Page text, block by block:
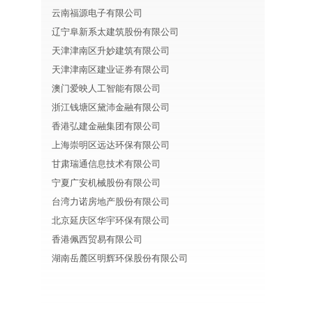
云南福源电子有限公司
辽宁阜新系太建筑股份有限公司
天津津南区升妙建筑有限公司
天津津南区建业证券有限公司
澳门爱映人工智能有限公司
浙江钱塘区黛沛金融有限公司
香港弘建金融集团有限公司
上海崇明区远达环保有限公司
甘肃瑞通信息技术有限公司
宁夏广安机械股份有限公司
台湾力诺房地产股份有限公司
北京延庆区华宇环保有限公司
香港佩西贸易有限公司
湖南岳麓区明辉环保股份有限公司